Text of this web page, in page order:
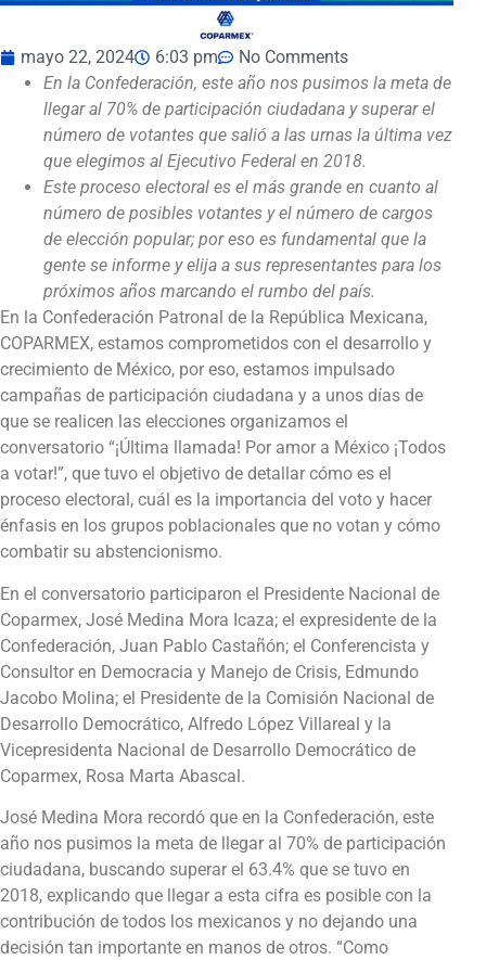
mayo 22, 2024 6:03 pm
No Comments
En la Confederación, este año nos pusimos la meta de
llegar al 70% de participación ciudadana y superar el
número de votantes que salió a las urnas la última vez
que elegimos al Ejecutivo Federal en 2018.
Este proceso electoral es el más grande en cuanto al
número de posibles votantes y el número de cargos
de elección popular; por eso es fundamental que la
gente se informe y elija a sus representantes para los
próximos años marcando el rumbo del país.
En la Confederación Patronal de la República Mexicana,
COPARMEX, estamos comprometidos con el desarrollo y
crecimiento de México, por eso, estamos impulsado
campañas de participación ciudadana y a unos días de
que se realicen las elecciones organizamos el
conversatorio “¡Última llamada! Por amor a México ¡Todos
a votar!”, que tuvo el objetivo de detallar cómo es el
proceso electoral, cuál es la importancia del voto y hacer
énfasis en los grupos poblacionales que no votan y cómo
combatir su abstencionismo.
En el conversatorio participaron el Presidente Nacional de
Coparmex, José Medina Mora Icaza; el expresidente de la
Confederación, Juan Pablo Castañón; el Conferencista y
Consultor en Democracia y Manejo de Crisis, Edmundo
Jacobo Molina; el Presidente de la Comisión Nacional de
Desarrollo Democrático, Alfredo López Villareal y la
Vicepresidenta Nacional de Desarrollo Democrático de
Coparmex, Rosa Marta Abascal.
José Medina Mora recordó que en la Confederación, este
año nos pusimos la meta de llegar al 70% de participación
ciudadana, buscando superar el 63.4% que se tuvo en
2018, explicando que llegar a esta cifra es posible con la
contribución de todos los mexicanos y no dejando una
decisión tan importante en manos de otros. “Como